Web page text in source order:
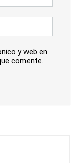
y web en
comente.